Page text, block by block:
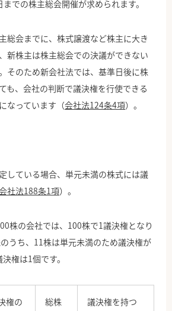
での株主総会開催が求められます。
総会までに、株式譲渡など株主に大き
新株主は株主総会での決議ができない
そのため新会社法では、基準日後に株
も、会社の判断で議決権を行使できる
なっています（会社法124条4項）。
している場合、単元未満の株式には議
社法188条1項）。
株の会社では、100株で1議決権となり
うち、11株は単元未満のため議決権が
権は1個です。
権の
総株
議決権を持つ